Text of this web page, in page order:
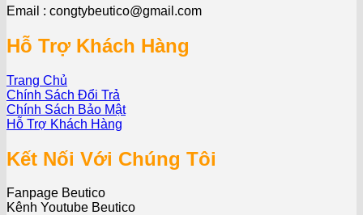
Email : congtybeutico@gmail.com
Hỗ Trợ Khách Hàng
Trang Chủ
Chính Sách Đổi Trả
Chính Sách Bảo Mật
Hỗ Trợ Khách Hàng
Kết Nối Với Chúng Tôi
Fanpage Beutico
Kênh Youtube Beutico